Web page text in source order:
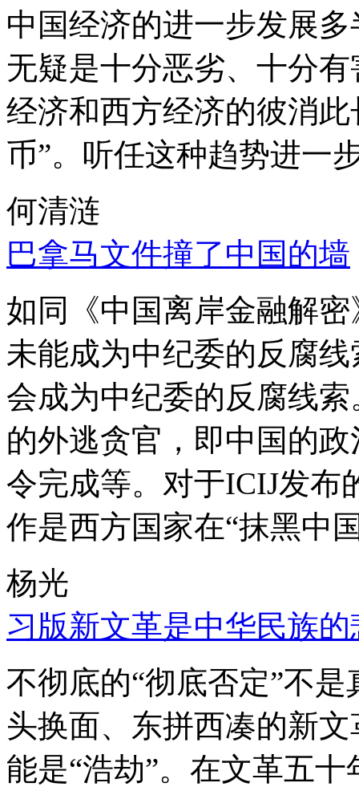
中国经济的进一步发展
无疑是十分恶劣、十分
经济和西方经济的彼消
币”。听任这种趋势进一
何清涟
巴拿马文件撞了中国的墙
如同《中国离岸金融解
未能成为中纪委的反腐
会成为中纪委的反腐线
的外逃贪官，即中国的
令完成等。对于ICIJ发布
作是西方国家在“抹黑中
杨光
习版新文革是中华民族的
不彻底的“彻底否定”不
头换面、东拼西凑的新
能是“浩劫”。在文革五